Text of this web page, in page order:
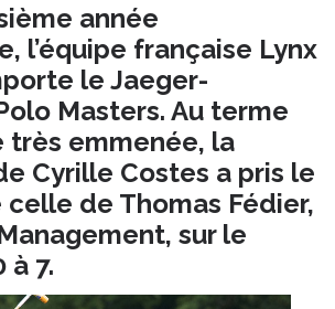
année
l’équipe française Lynx
le Jaeger-
Masters. Au terme
très emmenée, la
Cyrille Costes a pris le
de Thomas Fédier,
sur le
à 7.